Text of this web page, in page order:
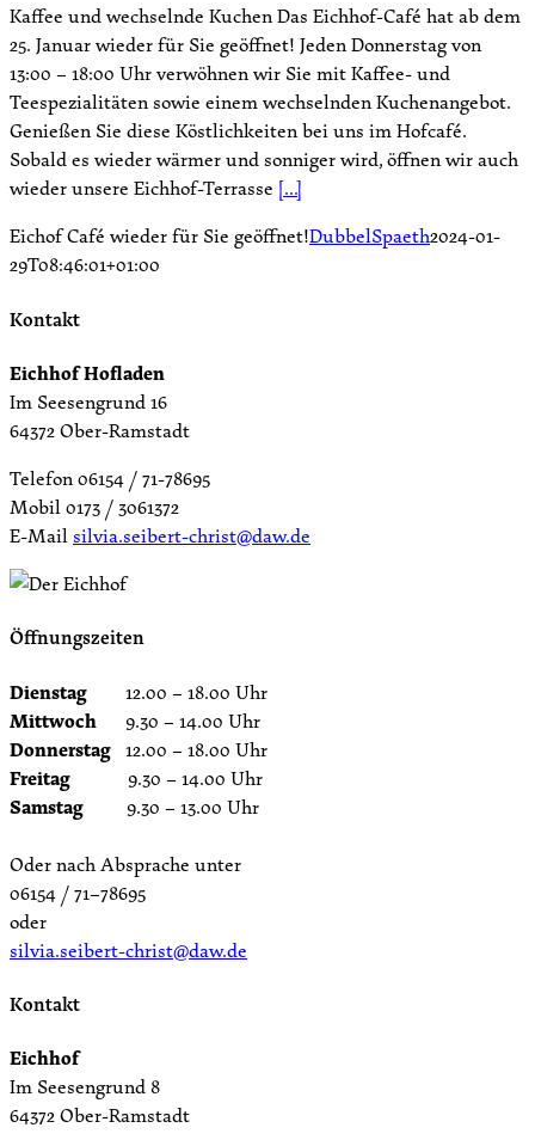
Kaffee und wechselnde Kuchen Das Eichhof-Café hat ab dem
25. Januar wieder für Sie geöffnet! Jeden Donnerstag von
13:00 – 18:00 Uhr verwöhnen wir Sie mit Kaffee- und
Teespezialitäten sowie einem wechselnden Kuchenangebot.
Genießen Sie diese Köstlichkeiten bei uns im Hofcafé.
Sobald es wieder wärmer und sonniger wird, öffnen wir auch
wieder unsere Eichhof-Terrasse [...]
Eichof Café wieder für Sie geöffnet!DubbelSpaeth2024-01-
29T08:46:01+01:00
Kontakt
Eichhof Hofladen
Im Seesengrund 16
64372 Ober-Ramstadt
Telefon 06154 / 71-78695
Mobil 0173 / 3061372
E-Mailsilvia.seibert-christ@daw.de
Öffnungszeiten
Dienstag 12.00 – 18.00 Uhr
Mittwoch 9.30 – 14.00 Uhr
Donnerstag 12.00 – 18.00 Uhr
Freitag 9.30 – 14.00 Uhr
Samstag 9.30 – 13.00 Uhr
Oder nach Absprache unter
06154 / 71–78695
oder
silvia.seibert-christ@daw.de
Kontakt
Eichhof
Im Seesengrund 8
64372 Ober-Ramstadt